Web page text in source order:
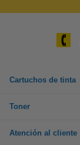
Cartuchos de tinta
Toner
Atención al cliente